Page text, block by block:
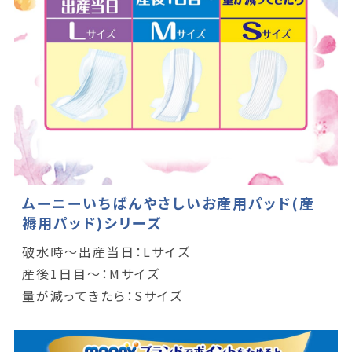
ムーニーいちばんやさしいお産用パッド(産
褥用パッド)シリーズ
破水時～出産当日：Lサイズ
産後1日目～：Mサイズ
量が減ってきたら：Sサイズ